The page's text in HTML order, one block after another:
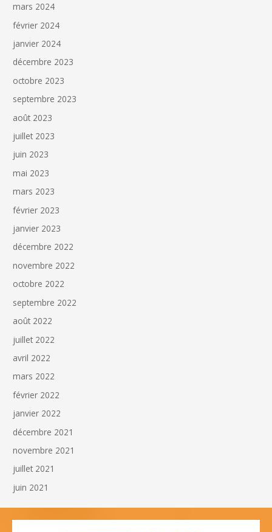
mars 2024
février 2024
janvier 2024
décembre 2023
octobre 2023
septembre 2023
août 2023
juillet 2023
juin 2023
mai 2023
mars 2023
février 2023
janvier 2023
décembre 2022
novembre 2022
octobre 2022
septembre 2022
août 2022
juillet 2022
avril 2022
mars 2022
février 2022
janvier 2022
décembre 2021
novembre 2021
juillet 2021
juin 2021